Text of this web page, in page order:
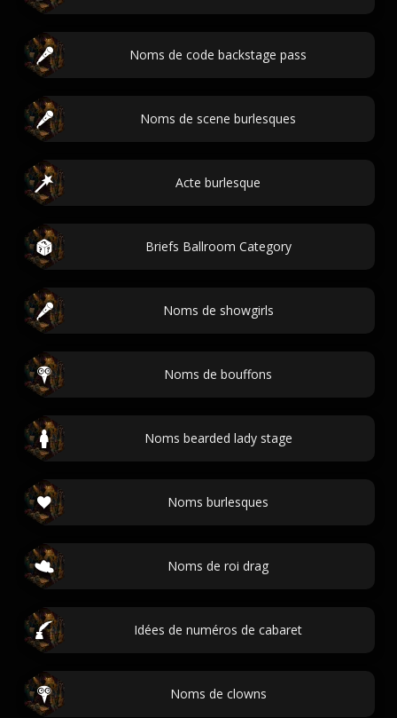
Noms de code backstage pass
Noms de scene burlesques
Acte burlesque
Briefs Ballroom Category
Noms de showgirls
Noms de bouffons
Noms bearded lady stage
Noms burlesques
Noms de roi drag
Idées de numéros de cabaret
Noms de clowns